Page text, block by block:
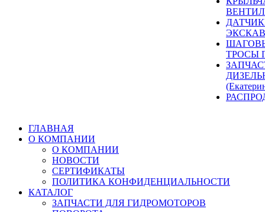
ТРОСЫ
ГЛАВНАЯ
О КОМПАНИИ
О КОМПАНИИ
НОВОСТИ
СЕРТИФИКАТЫ
ПОЛИТИКА КОНФИДЕНЦИАЛЬНОСТИ
КАТАЛОГ
ЗАПЧАСТИ ДЛЯ ГИДРОМОТОРОВ